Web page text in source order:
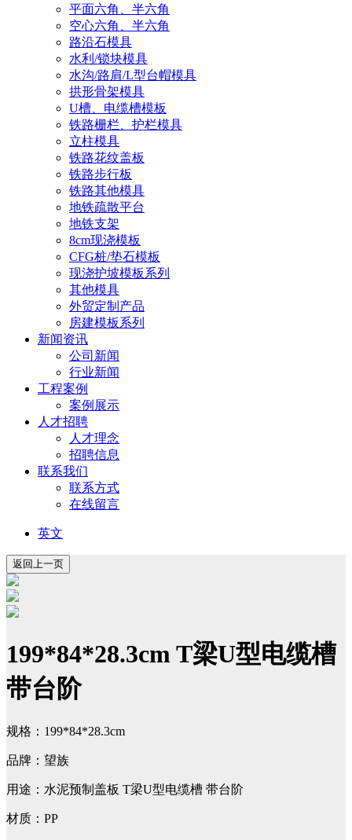
平面六角、半六角
空心六角、半六角
路沿石模具
水利/锁块模具
水沟/路肩/L型台帽模具
拱形骨架模具
U槽、电缆槽模板
铁路栅栏、护栏模具
立柱模具
铁路花纹盖板
铁路步行板
铁路其他模具
地铁疏散平台
地铁支架
8cm现浇模板
CFG桩/垫石模板
现浇护坡模板系列
其他模具
外贸定制产品
房建模板系列
新闻资讯
公司新闻
行业新闻
工程案例
案例展示
人才招聘
人才理念
招聘信息
联系我们
联系方式
在线留言
英文
199*84*28.3cm T梁U型电缆槽
带台阶
规格：199*84*28.3cm
品牌：望族
用途：水泥预制盖板 T梁U型电缆槽 带台阶
材质：PP